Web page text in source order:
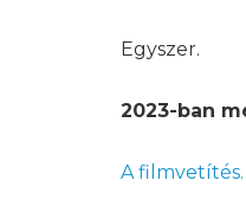
Egyszer.
2023-ban
A filmvetítés.